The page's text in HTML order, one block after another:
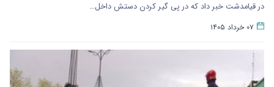
در قیامدشت خبر داد که در پی گیر کردن دستش داخل…
۰۷ خرداد ۱۴۰۵